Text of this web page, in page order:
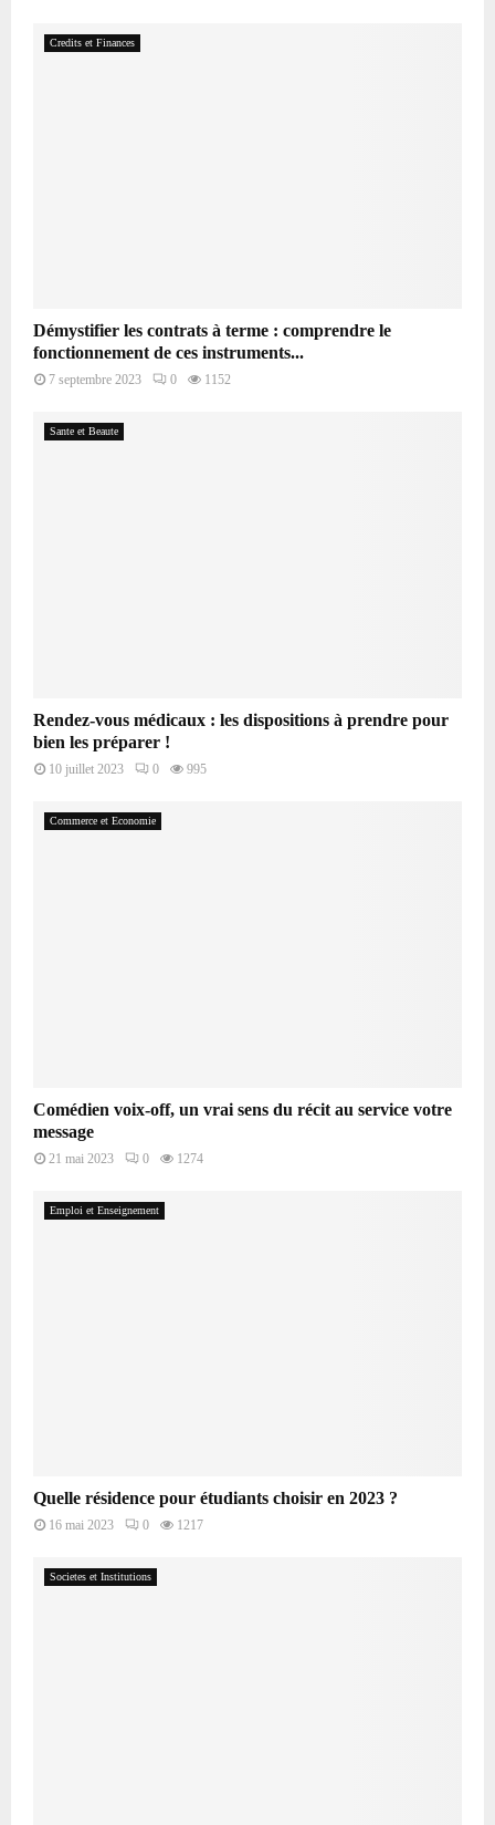
Credits et Finances
Démystifier les contrats à terme : comprendre le
fonctionnement de ces instruments...
7 septembre 2023 0 1152
Sante et Beaute
Rendez-vous médicaux : les dispositions à prendre pour
bien les préparer !
10 juillet 2023 0 995
Commerce et Economie
Comédien voix-off, un vrai sens du récit au service votre
message
21 mai 2023 0 1274
Emploi et Enseignement
Quelle résidence pour étudiants choisir en 2023 ?
16 mai 2023 0 1217
Societes et Institutions